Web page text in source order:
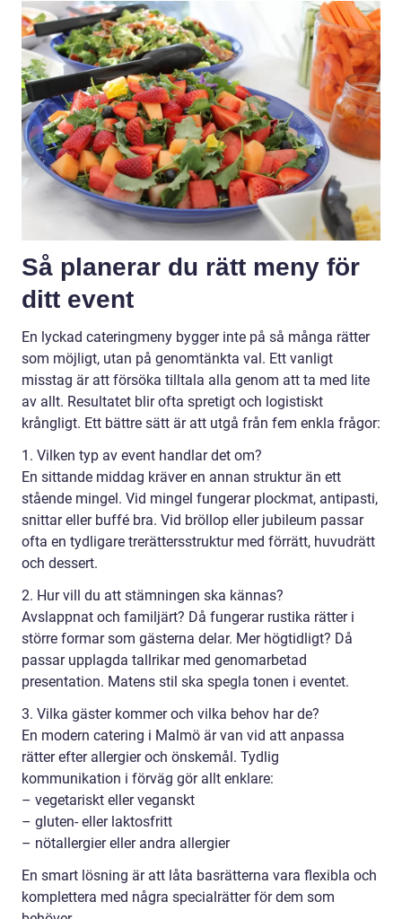
Så planerar du rätt meny för
ditt event
En lyckad cateringmeny bygger inte på så många rätter
som möjligt, utan på genomtänkta val. Ett vanligt
misstag är att försöka tilltala alla genom att ta med lite
av allt. Resultatet blir ofta spretigt och logistiskt
krångligt. Ett bättre sätt är att utgå från fem enkla frågor:
1. Vilken typ av event handlar det om?
En sittande middag kräver en annan struktur än ett
stående mingel. Vid mingel fungerar plockmat, antipasti,
snittar eller buffé bra. Vid bröllop eller jubileum passar
ofta en tydligare trerättersstruktur med förrätt, huvudrätt
och dessert.
2. Hur vill du att stämningen ska kännas?
Avslappnat och familjärt? Då fungerar rustika rätter i
större formar som gästerna delar. Mer högtidligt? Då
passar upplagda tallrikar med genomarbetad
presentation. Matens stil ska spegla tonen i eventet.
3. Vilka gäster kommer och vilka behov har de?
En modern catering i Malmö är van vid att anpassa
rätter efter allergier och önskemål. Tydlig
kommunikation i förväg gör allt enklare:
– vegetariskt eller veganskt
– gluten- eller laktosfritt
– nötallergier eller andra allergier
En smart lösning är att låta basrätterna vara flexibla och
komplettera med några specialrätter för dem som